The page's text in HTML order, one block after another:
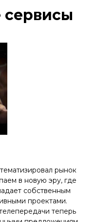
рынок
в новую эру, где
собственным
проектами.
теперь